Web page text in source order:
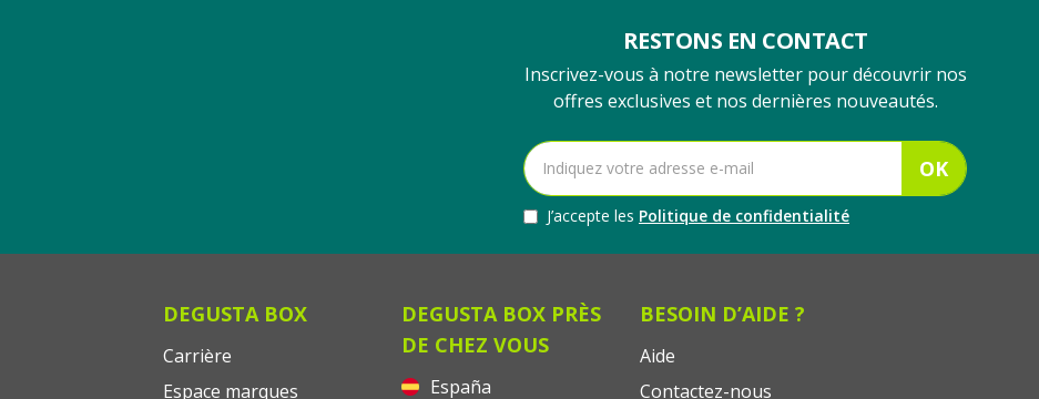
RESTONS EN CONTACT
Inscrivez-vous à notre newsletter pour découvrir nos
offres exclusives et nos dernières nouveautés.
OK
J’accepte les Politique de confidentialité
DEGUSTA BOX
Carrière
Espace marques
DEGUSTA BOX PRÈS
DE CHEZ VOUS
España
BESOIN D’AIDE ?
Aide
Contactez-nous